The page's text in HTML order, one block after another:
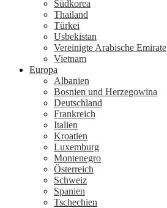
Südkorea
Thailand
Türkei
Usbekistan
Vereinigte Arabische Emirate
Vietnam
Europa
Albanien
Bosnien und Herzegowina
Deutschland
Frankreich
Italien
Kroatien
Luxemburg
Montenegro
Österreich
Schweiz
Spanien
Tschechien